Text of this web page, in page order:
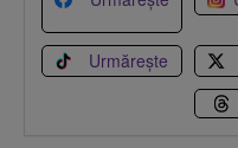
Urmărește